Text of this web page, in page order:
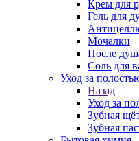
Крем для
Гель для
Мочалки
После
Соль для
Уход за
Назад
Уход за
Зубная
Зубная